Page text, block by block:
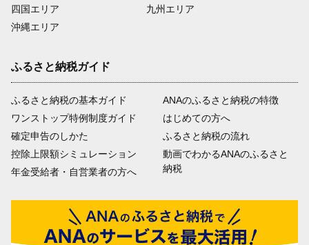
四国エリア
沖縄エリア
九州エリア
ふるさと納税ガイド
ふるさと納税の基本ガイド
ワンストップ特例制度ガイド
確定申告のしかた
控除上限額シミュレーション
年金受給者・自営業者の方へ
ANAのふるさと納税の特徴
はじめての方へ
ふるさと納税の流れ
動画でわかるANAのふるさと
納税